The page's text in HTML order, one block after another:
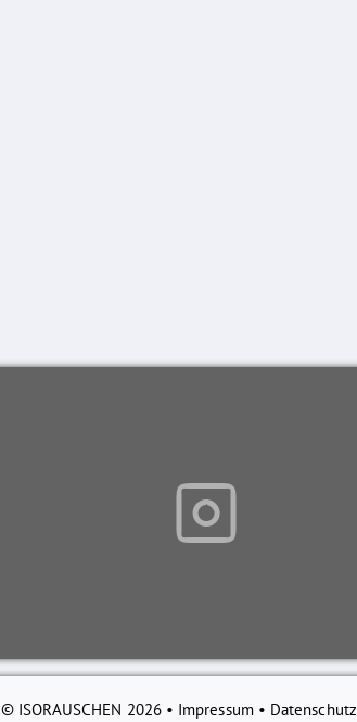
© ISORAUSCHEN 2026 • Impressum• Datenschutz